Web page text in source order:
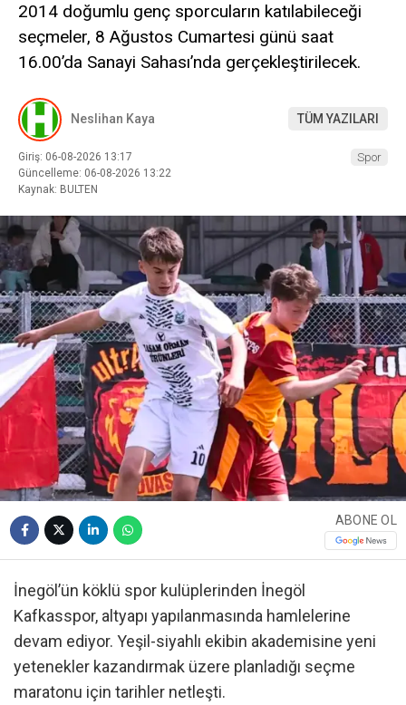
2014 doğumlu genç sporcuların katılabileceği
seçmeler, 8 Ağustos Cumartesi günü saat
16.00’da Sanayi Sahası’nda gerçekleştirilecek.
Neslihan Kaya TÜM YAZILARI
Giriş: 06-08-2026 13:17
Güncelleme: 06-08-2026 13:22
Kaynak: BULTEN
Spor
ABONE OL
İnegöl’ün köklü spor kulüplerinden İnegöl
Kafkasspor, altyapı yapılanmasında hamlelerine
devam ediyor. Yeşil-siyahlı ekibin akademisine yeni
yetenekler kazandırmak üzere planladığı seçme
maratonu için tarihler netleşti.